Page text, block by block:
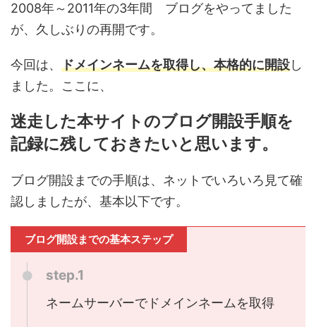
2008年～2011年の3年間 ブログをやってました
が、久しぶりの再開です。
今回は、 ドメインネームを取得し、本格的に開設し
ました。ここに、
迷走した本サイトのブログ開設手順を
記録に残しておきたいと思います。
ブログ開設までの手順は、ネットでいろいろ見て確
認しましたが、基本以下です。
ブログ開設までの基本ステップ
step.1
ネームサーバーでドメインネームを取得